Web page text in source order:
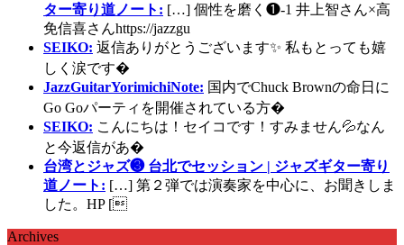
ター寄り道ノート: […] 個性を磨く❶-1 井上智さん×高
免信喜さんhttps://jazzgu
SEIKO: 返信ありがとうございます✨ 私もとっても嬉
しく涙です�
JazzGuitarYorimichiNote: 国内でChuck Brownの命日に
Go Goパーティを開催されている方�
SEIKO: こんにちは！セイコです！すみません💦なん
と今返信があ�
台湾とジャズ❸ 台北でセッション | ジャズギター寄り
道ノート: […] 第２弾では演奏家を中心に、お聞きしま
した。HP [
Archives